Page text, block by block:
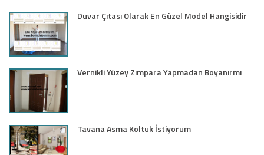
Duvar Çıtası Olarak En Güzel Model Hangisidir
Vernikli Yüzey Zımpara Yapmadan Boyanırmı
Tavana Asma Koltuk İstiyorum